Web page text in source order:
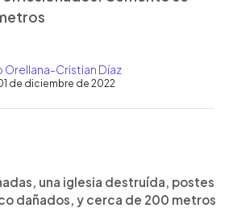
Orellana-Cristian Díaz
de diciembre de 2022
una iglesia destruída, postes
dañados, y cerca de 200 metros